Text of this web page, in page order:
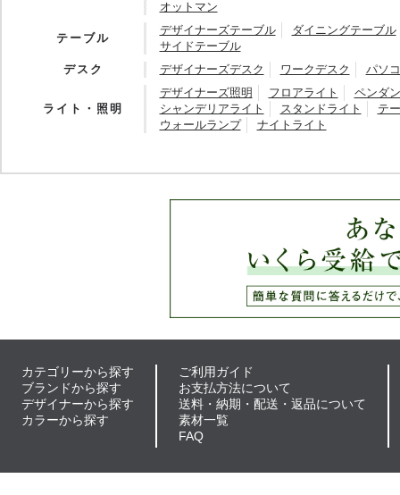
オットマン
テーブル
デザイナーズテーブル
ダイニングテーブル
サイドテーブル
デスク
デザイナーズデスク ワークデスク パソ
ライト・照明
デザイナーズ照明 フロアライト
ペンダ
シャンデリアライト
スタンドライト
テ
ウォールランプ
ナイトライト
カテゴリーから探す
ブランドから探す
デザイナーから探す
カラーから探す
ご利用ガイド
お支払方法について
送料・納期・配送・返品について
素材一覧
FAQ